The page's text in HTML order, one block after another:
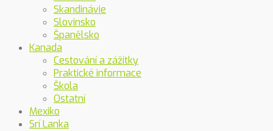
Skandinávie
Slovinsko
Španělsko
Kanada
Cestování a zážitky
Praktické informace
Škola
Ostatní
Mexiko
Srí Lanka